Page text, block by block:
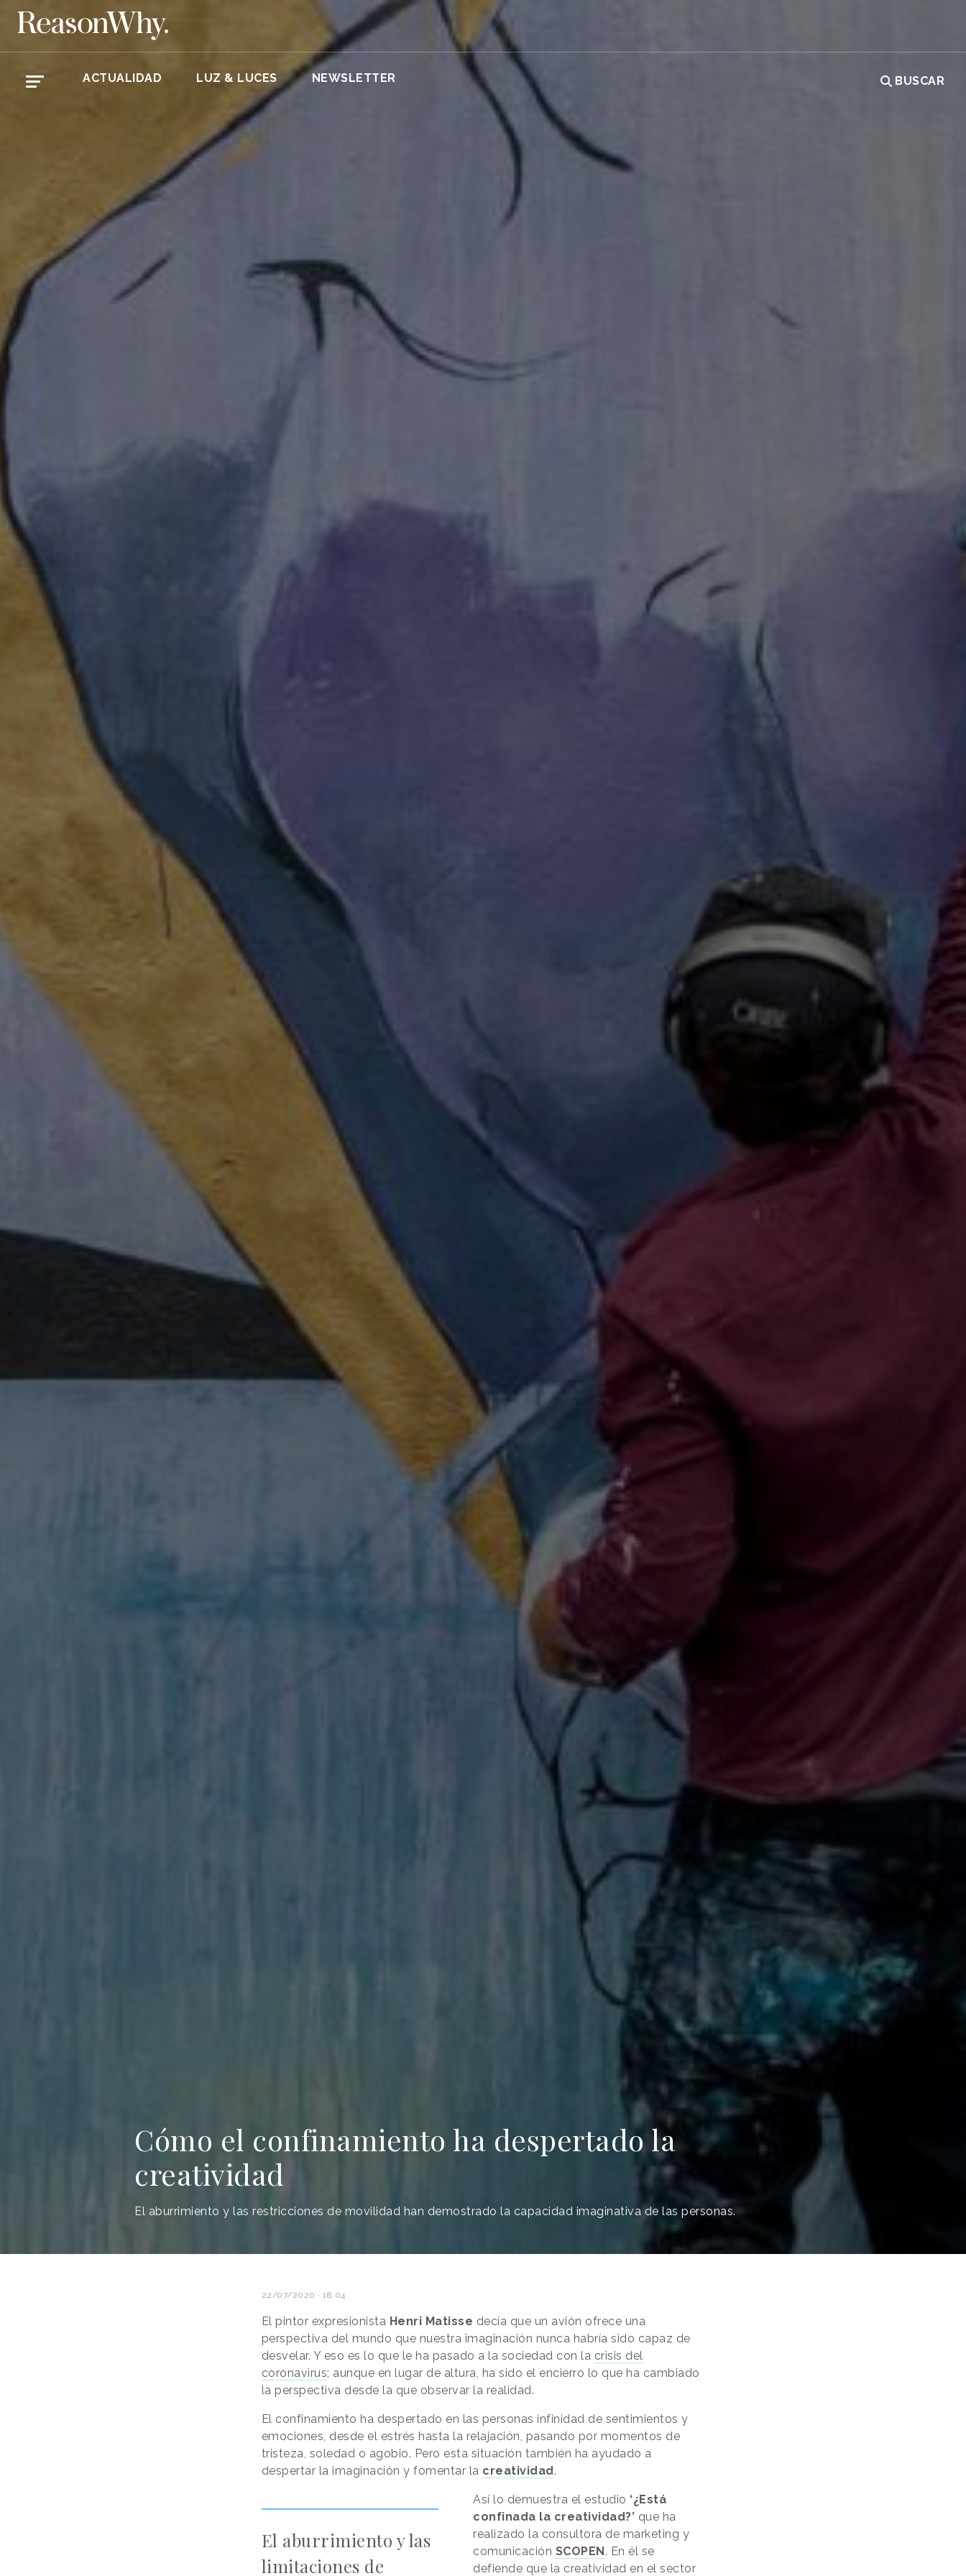
ACTUALIDAD LUZ & LUCES NEWSLETTER BUSCAR
Cómo el confinamiento ha despertado la
creatividad
El aburrimiento y las restricciones de movilidad han demostrado la capacidad imaginativa de las personas.
22/07/2020 · 18:04
El pintor expresionista Henri Matisse decía que un avión ofrece una
perspectiva del mundo que nuestra imaginación nunca habría sido capaz de
desvelar. Y eso es lo que le ha pasado a la sociedad con la crisis del
coronavirus; aunque en lugar de altura, ha sido el encierro lo que ha cambiado
la perspectiva desde la que observar la realidad.
El confinamiento ha despertado en las personas infinidad de sentimientos y
emociones, desde el estrés hasta la relajación, pasando por momentos de
tristeza, soledad o agobio. Pero esta situación también ha ayudado a
despertar la imaginación y fomentar la creatividad.
El aburrimiento y las
limitaciones de
Así lo demuestra el estudio ‘¿Está
confinada la creatividad?’ que ha
realizado la consultora de marketing y
comunicación SCOPEN. En él se
defiende que la creatividad en el sector